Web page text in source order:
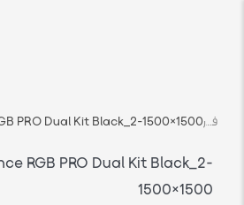
فروشگاه اچ استوک بازار انلاین تجهیزات کامپیوتر استوکرسانه
PRO Dual Kit Black_2-1500×1500
RGB PRO Dual Kit Black_2-
1500×1500